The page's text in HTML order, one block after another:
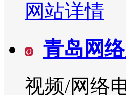
网站详情
青岛网
视频/网络